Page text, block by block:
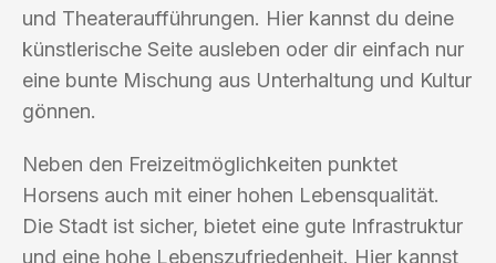
und Theateraufführungen. Hier kannst du deine
künstlerische Seite ausleben oder dir einfach nur
eine bunte Mischung aus Unterhaltung und Kultur
gönnen.
Neben den Freizeitmöglichkeiten punktet
Horsens auch mit einer hohen Lebensqualität.
Die Stadt ist sicher, bietet eine gute Infrastruktur
und eine hohe Lebenszufriedenheit. Hier kannst